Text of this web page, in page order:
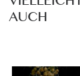
AUCH